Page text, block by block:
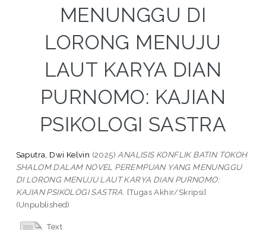
MENUNGGU DI
LORONG MENUJU
LAUT KARYA DIAN
PURNOMO: KAJIAN
PSIKOLOGI SASTRA
Saputra, Dwi Kelvin (2025) ANALISIS KONFLIK BATIN TOKOH
SHALOM DALAM NOVEL PEREMPUAN YANG MENUNGGU
DI LORONG MENUJU LAUT KARYA DIAN PURNOMO:
KAJIAN PSIKOLOGI SASTRA. [Tugas Akhir/Skripsi]
(Unpublished)
Text